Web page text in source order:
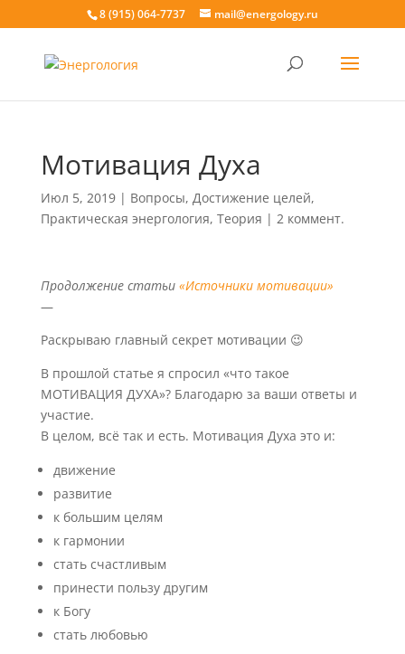
8 (915) 064-7737 mail@energology.ru
Мотивация Духа
Июл 5, 2019| Вопросы, Достижение целей,
Практическая энергология, Теория | 2 коммент.
Продолжение статьи «Источники мотивации»
—
Раскрываю главный секрет мотивации 😉
В прошлой статье я спросил «что такое
МОТИВАЦИЯ ДУХА»? Благодарю за ваши ответы и
участие.
В целом, всё так и есть. Мотивация Духа это и:
движение
развитие
к большим целям
к гармонии
стать счастливым
принести пользу другим
к Богу
стать любовью